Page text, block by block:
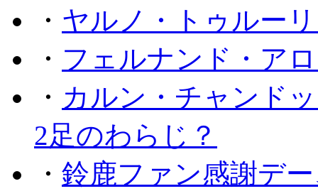
・ ヤルノ・トゥルー
・ フェルナンド・ア
・ カルン・チャンド
2足のわらじ？
・ 鈴鹿ファン感謝デ